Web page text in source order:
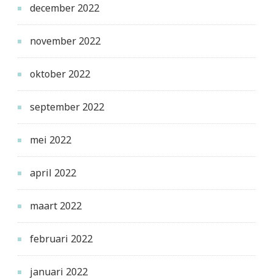
december 2022
november 2022
oktober 2022
september 2022
mei 2022
april 2022
maart 2022
februari 2022
januari 2022